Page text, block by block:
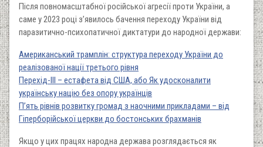
Після повномасштабної російської агресії проти України, а
саме у 2023 році з’явилось бачення переходу України від
паразитично-психопатичної диктатури до народної держави:
Американський трамплін: структура переходу України до
реалізованої нації третього рівня
Перехід-III – естафета від США, або Як удосконалити
українську націю без опору українців
П’ять рівнів розвитку громад з наочними прикладами – від
Гіперборійської церкви до бостонських брахманів
Якщо у цих працях народна держава розглядається як